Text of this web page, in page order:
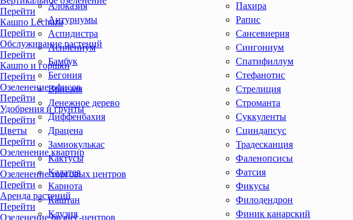
Алоказия
Антуриумы
Аспидистра
Асплениум
Бамбук
Бегония
Вриезия
Денежное дерево
Диффенбахия
Драцена
Замиокулькас
Кактусы
Калатея
Кариота
Каштан
Клузия
Пахира
Рапис
Сансевиерия
Сингониум
Спатифиллум
Стефанотис
Стрелиция
Строманта
Суккуленты
Сциндапсус
Традесканция
Фаленопсисы
Фатсия
Фикусы
Филодендрон
Финик канарский
Перейти
Кашпо Lechuza
Перейти
Обслуживание растений
Перейти
Кашпо и горшки
Перейти
Озеленение офисов
Перейти
Удобрения и грунты
Перейти
Цветы
Перейти
Озеленение квартир
Перейти
Озеленение торговых центров
Перейти
Аренда растений
Перейти
Озеленение бизнес-центров